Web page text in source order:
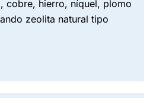
cobre, hierro, níquel, plomo
zeolita natural tipo